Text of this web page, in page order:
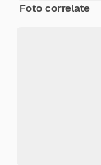
Foto correlate